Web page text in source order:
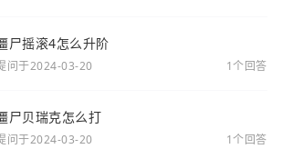
尸摇滚4怎么升阶
问于2024-03-20 1个回答
尸贝瑞克怎么打
问于2024-03-20 1个回答